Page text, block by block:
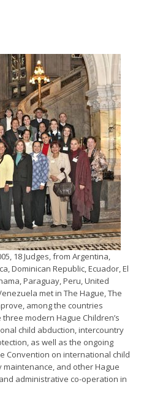
18 Judges, from Argentina,
Dominican Republic, Ecuador, El
Paraguay, Peru, United
met in The Hague, The
among the countries
modern Hague Children’s
child abduction, intercountry
as well as the ongoing
Convention on international child
and other Hague
administrative co-operation in